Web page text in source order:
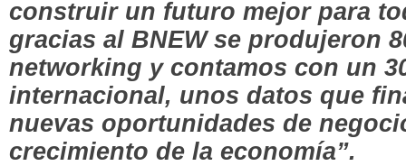
construir un futuro mejor para
gracias al BNEW se produjeron
networking y contamos con un
internacional, unos datos que
nuevas oportunidades de
crecimiento de la economía”.